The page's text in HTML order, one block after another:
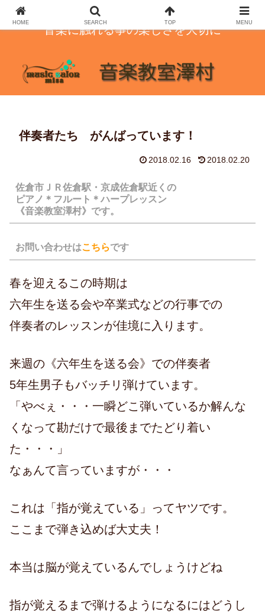
音楽に触れる事の楽しさを大切に
伴奏者たち がんばっています！
2018.02.16 2018.02.20
佐倉市ＪＲ佐倉駅・京成佐倉駅近くの
ピアノ＊フルート＊ハープレッスン
《音楽教室澤村》です。
お問い合わせはこちらです
春を迎えるこの時期は
六年生を送る会や卒業式などの行事での
伴奏者のレッスンが佳境に入ります。
来週の《六年生を送る会》での伴奏者
5年生男子もバッチリ弾けています。
「やべぇ・・・一瞬どこ弾いているか解んな
くなって勘だけで最後までたどり着い
た・・・」
なぁんて言っていますが・・・
これは「指が覚えている」ってヤツです。
ここまで弾き込めば大丈夫！
本当は脳が覚えているんでしょうけどね
指が覚えるまで弾けるようになるにはどうし
HOME SEARCH TOP MENU